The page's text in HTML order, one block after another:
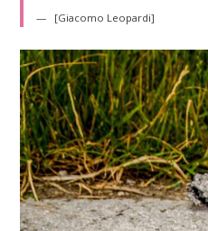
[Giacomo Leopardi]